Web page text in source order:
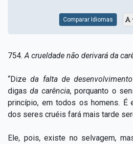
Comparar Idiomas
754. A crueldade não derivará da
“Dizeda falta de
digasda carência, porquanto o
princípio, em todos os homens. É
dos seres cruéis fará mais tarde
Ele, pois, existe no selvagem,